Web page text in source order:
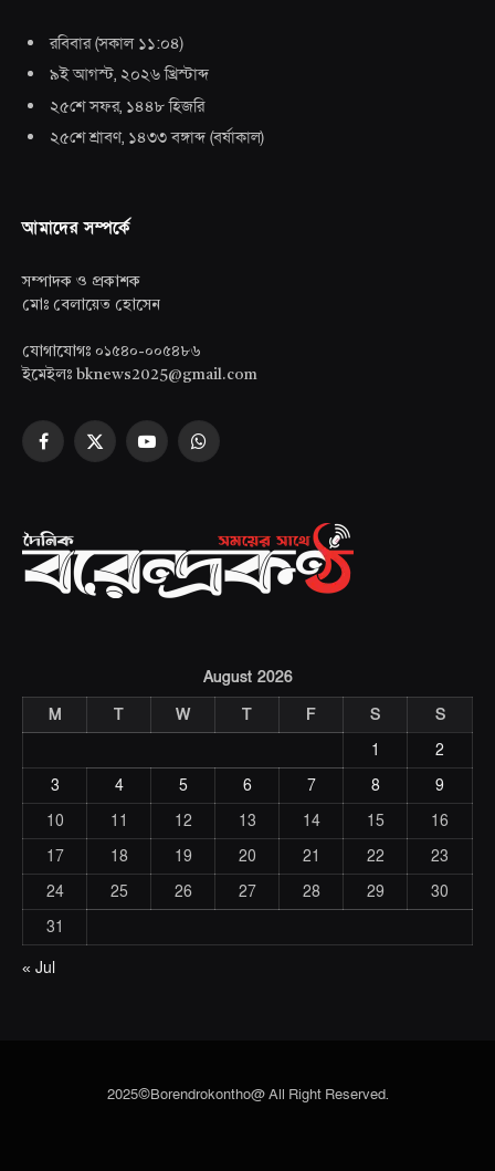
রবিবার(সকাল ১১:০৪)
৯ই আগস্ট, ২০২৬ খ্রিস্টাব্দ
২৫শে সফর, ১৪৪৮ হিজরি
২৫শে শ্রাবণ, ১৪৩৩ বঙ্গাব্দ (বর্ষাকাল)
আমাদের সম্পর্কে
সম্পাদক ও প্রকাশক
মোঃ বেলায়েত হোসেন
যোগাযোগঃ ০১৫৪০-০০৫৪৮৬
ইমেইলঃ bknews2025@gmail.com
Facebook
X
YouTubeWhatsApp
August 2026
M
T W T F S
S
1
2
3
4 5 6 7 8
9
10
11 12 13 14 15
16
17
18 19 20 21 22
23
24
25 26 27 28 29
30
31
« Jul
2025©Borendrokontho@ All Right Reserved.